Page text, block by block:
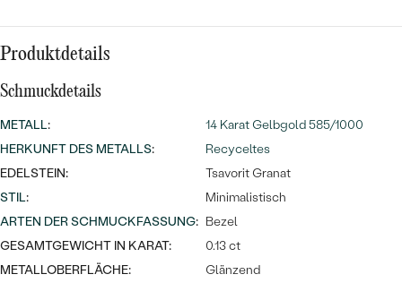
Wave Kollektion
NACH DER FORM
MASSGEFERTIGTER
DIAMANTEN
Ohrrinnge
ANSEHEN
Personalisierte
Halsketten
Meistverkaufte
Ringe
ANSEHEN
Produktdetails
Schmuckdetails
METALL:
14 Karat Gelbgold 585/1000
HERKUNFT DES METALLS:
Recyceltes
EDELSTEIN:
Tsavorit Granat
STIL:
Minimalistisch
ARTEN DER SCHMUCKFASSUNG: Bezel
GESAMTGEWICHT IN KARAT:
0.13 ct
METALLOBERFLÄCHE:
Glänzend